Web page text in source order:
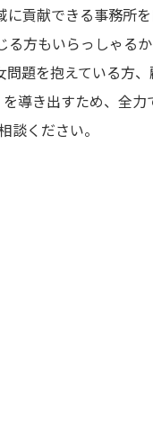
貢献できる事務所を
る方もいらっしゃる
題を抱えている方、
導き出すため、全
談ください。